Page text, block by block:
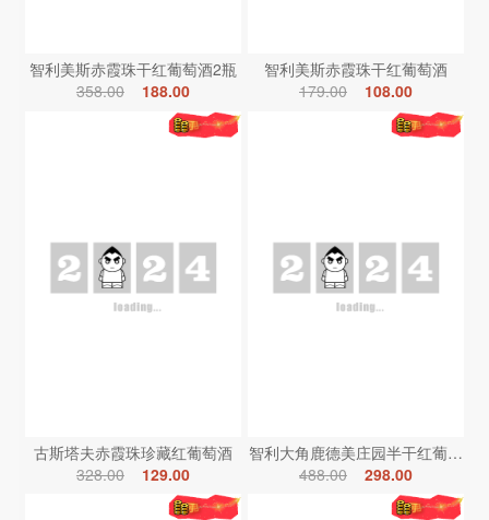
智利美斯赤霞珠干红葡萄酒2瓶
358.00
188.00
智利美斯赤霞珠干红葡萄酒
179.00
108.00
古斯塔夫赤霞珠珍藏红葡萄酒
328.00
129.00
智利大角鹿德美庄园半干红葡萄酒
488.00
298.00